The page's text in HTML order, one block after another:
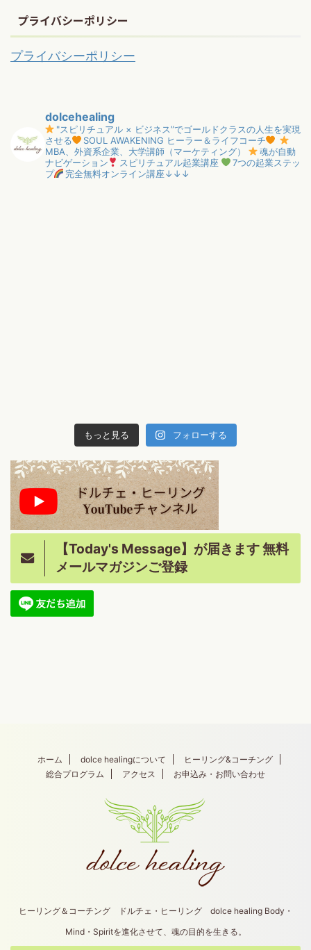
プライバシーポリシー
プライバシーポリシー
dolcehealing
"スピリチュアル × ビジネス”でゴールドクラスの人生を実現
させる
SOUL AWAKENING ヒーラー＆ライフコーチ
MBA、外資系企業、大学講師（マーケティング）
魂が自動
ナビゲーション
スピリチュアル起業講座
7つの起業ステッ
プ
完全無料オンライン講座↓↓↓
もっと見る フォローする
【Today's Message】が届きます 無料
メールマガジンご登録
ホーム dolce healingについて
ヒーリング&コーチング
総合プログラム
アクセス お申込み・お問い合わせ
ヒーリング＆コーチング ドルチェ・ヒーリング dolce healing Body・
Mind・Spiritを進化させて、魂の目的を生きる。